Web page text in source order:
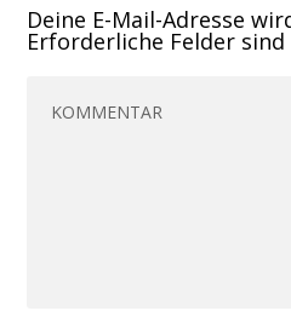
Deine E-Mail-Adresse
Erforderliche Felder